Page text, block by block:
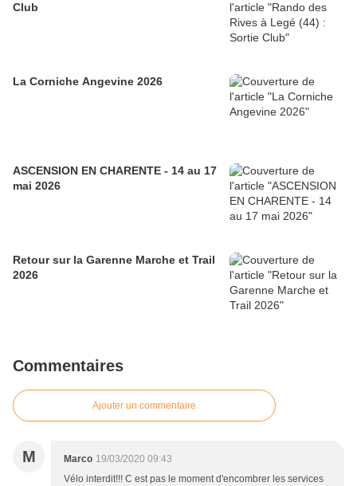
Club
La Corniche Angevine 2026
ASCENSION EN CHARENTE - 14 au 17
mai 2026
Retour sur la Garenne Marche et Trail
2026
Commentaires
Ajouter un commentaire
M Marco 19/03/2020 09:43
Vélo interdit!!! C est pas le moment d'encombrer les services